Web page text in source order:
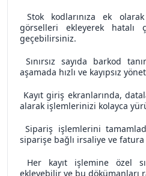
Stok kodlarınıza ek
görselleri ekleyerek hatalı
geçebilirsiniz.
Sınırsız sayıda barkod
aşamada hızlı ve kayıpsız
Kayıt giriş ekranlarında,
alarak işlemlerinizi kolayca
Sipariş işlemlerini
siparişe bağlı irsaliye ve
Her kayıt işlemine özel
ekleyebilir ve bu dökümanları